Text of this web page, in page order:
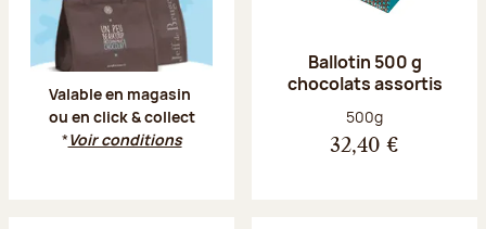
Valable en magasin
ou en click & collect
*Voir conditions
Ballotin 500 g
chocolats assortis
Poids net :
500g
32,40 €